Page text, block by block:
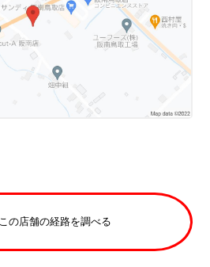
この店舗の経路を調べる